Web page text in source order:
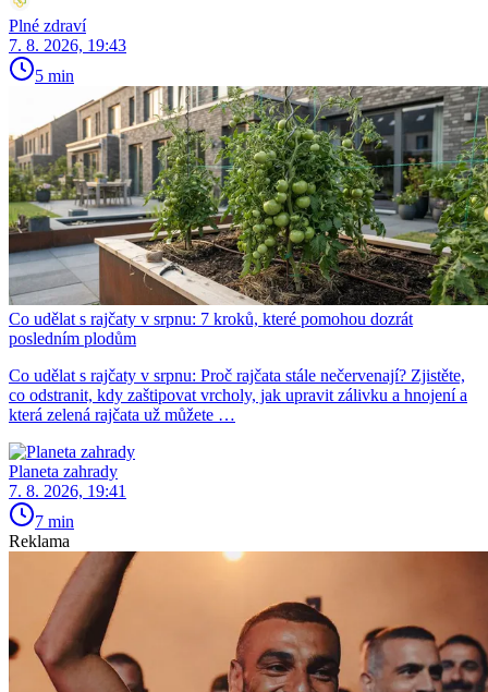
Plné zdraví
7. 8. 2026, 19:43
5 min
Co udělat s rajčaty v srpnu: 7 kroků, které pomohou dozrát
posledním plodům
Co udělat s rajčaty v srpnu: Proč rajčata stále nečervenají? Zjistěte,
co odstranit, kdy zaštipovat vrcholy, jak upravit zálivku a hnojení a
která zelená rajčata už můžete …
Planeta zahrady
7. 8. 2026, 19:41
7 min
Reklama